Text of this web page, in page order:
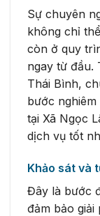
Sự chuyên
không chỉ
còn ở quy
ngay từ đầu.
Thái Bình,
bước
tại Xã Ngọc
dịch vụ tốt
Khảo sát và
Đây là bước
đảm bảo